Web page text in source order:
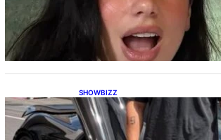
Besnik Qaka rrëfen
Dua Lipës: “Një event
botërorë”
SHOWBIZZ
Ish-banori i Big Brother VIP
Kuqi ua mbyll gojën
dëshmi për supermakinën